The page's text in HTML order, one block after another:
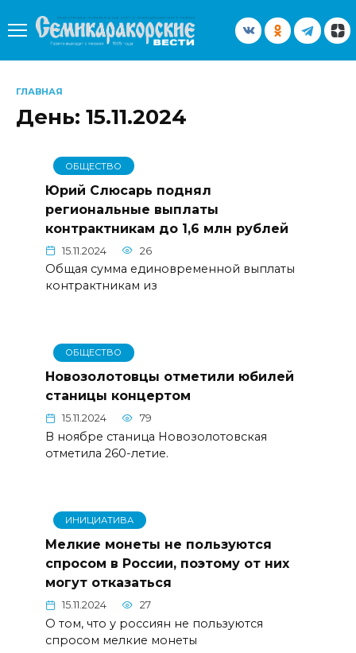
содержанию
ГЛАВНАЯ
День: 15.11.2024
ОБЩЕСТВО
Юрий Слюсарь поднял
региональные выплаты
контрактникам до 1,6 млн рублей
15.11.2024 26
Общая сумма единовременной выплаты
контрактникам из
ОБЩЕСТВО
Новозолотовцы отметили юбилей
станицы концертом
15.11.2024 79
В ноябре станица Новозолотовская
отметила 260-летие.
ИНИЦИАТИВА
Мелкие монеты не пользуются
спросом в России, поэтому от них
могут отказаться
15.11.2024 27
О том, что у россиян не пользуются
спросом мелкие монеты